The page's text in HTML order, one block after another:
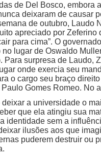
de Del Bosco, embora
deixaram de causar
de outubro, Laudo
apreciado por
para cima”. O
no lugar de Oswaldo
Para surpresa de Laudo,
onde exercia seu
o cargo seu braço
Gomes Romeo. No
a universidade o
que ela atingiu sua
identidade sem a
ilusões aos que
puderem destruir ou